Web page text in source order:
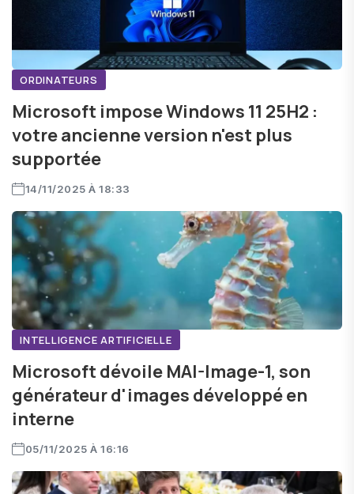
ORDINATEURS
Microsoft impose Windows 11 25H2 :
votre ancienne version n'est plus
supportée
14/11/2025 À 18:33
INTELLIGENCE ARTIFICIELLE
Microsoft dévoile MAI-Image-1, son
générateur d'images développé en
interne
05/11/2025 À 16:16